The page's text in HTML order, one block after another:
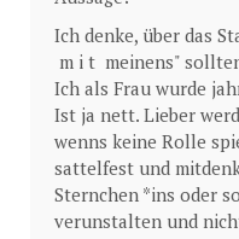
Ich denke, über das
m i t meinens"
Ich als Frau wurde
Ist ja nett. Lieber
wenns keine Rolle
sattelfest und
Sternchen *ins oder
verunstalten und